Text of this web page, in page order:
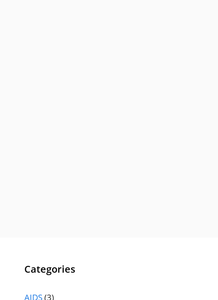
Categories
AIDS(3)